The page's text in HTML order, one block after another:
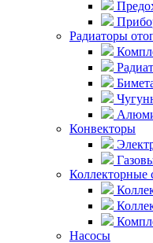
Радиаторы
Конвекторы
Коллекторные
Насосы